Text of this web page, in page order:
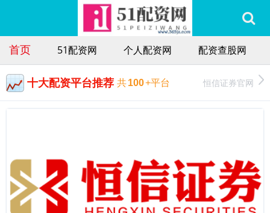
首页 51配资网 个人配资网 配资查股网
十大配资平台推荐 共100+平台 恒信证券官网